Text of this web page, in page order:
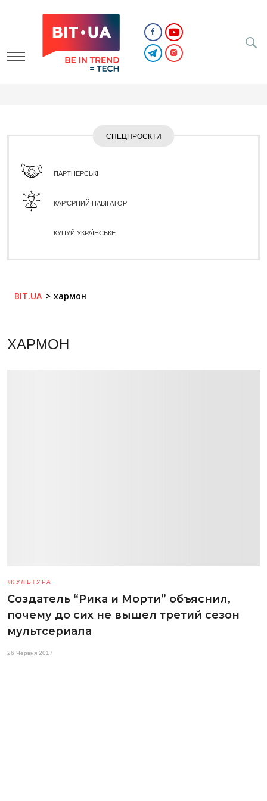
СПЕЦПРОЄКТИ
ПАРТНЕРСЬКІ
КАР'ЄРНИЙ НАВІГАТОР
КУПУЙ УКРАЇНСЬКЕ
BIT.UA хармон
ХАРМОН
КУЛЬТУРА
Создатель “Рика и Морти” объяснил,
почему до сих не вышел третий сезон
мультсериала
26 Червня 2017